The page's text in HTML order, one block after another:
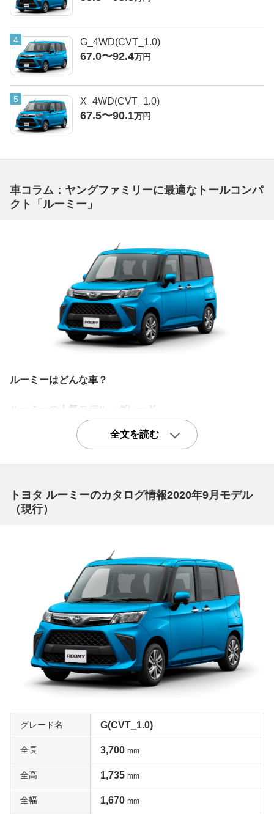
G_4WD(CVT_1.0)
67.0〜92.4万円
X_4WD(CVT_1.0)
67.5〜90.1万円
車コラム：ヤングファミリーに最適なトールコンパ
クト「ルーミー」
ルーミーはどんな車？
ルーミーの人気モデル・グレード
価格以上の価値があるベーシックグレード「X」
Xはルーミーの中でも最もベーシックなグレード。それで
も助手席側パワースライドドアやキーフリーシステム、リ
不便を感じることはまずなさそうです。ただクルーズコン
トロールと、先進安全機能であるスマートアシストIIIが備
が、エンジンは69ps/92NmのNAのみ。それでも思ったよ
りもパワフルな走りを見せてくれますから、街中メインで
あれば十分な性能でしょう。そしてJC08モードで24.6kn/
Lという低燃費も魅力のひとつです。非常にバリューフォ
ーマネーに優れたグレードなので人気は高く、一括査定で
も思わぬ高評価が期待できそうです。
ターボエンジンの力強い走り「G-T」
G-TのTはターボの意味。その名の通りエンジンは98ps/14
0Nmの1L3気筒ターボを搭載しているので、走りは非常に
ないスタビライザーがリヤにも装着されているので、コー
ナーでの安定感も優れており、またアクセルの動きに対す
るエンジンのレスポンスがアップするスポーツモードを備
えるなど、走りを積極的に楽しむこともできるようになっ
ています。日頃から人や荷物を多くのせる機会が多い人や
高速道路を走ることが多い人にはオススメのグレードでし
全文を読む
トヨタ ルーミーのカタログ情報2020年9月モデル
（現行）
グレード名 G(CVT_1.0)
全長 3,700 mm
全高 1,735 mm
全幅 1,670 mm